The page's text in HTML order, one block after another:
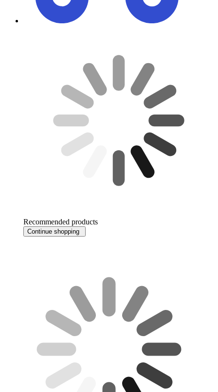
Recommended products
Continue shopping